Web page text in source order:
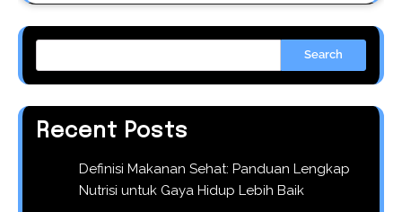
Search
Recent Posts
Definisi Makanan Sehat: Panduan Lengkap
Nutrisi untuk Gaya Hidup Lebih Baik